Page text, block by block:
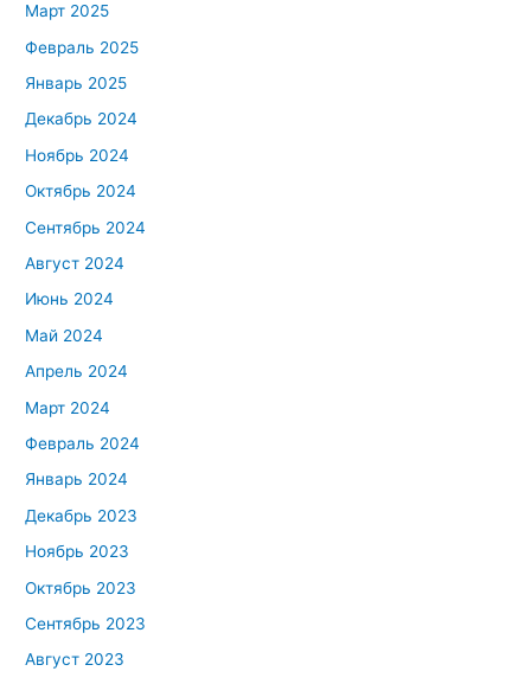
Март 2025
Февраль 2025
Январь 2025
Декабрь 2024
Ноябрь 2024
Октябрь 2024
Сентябрь 2024
Август 2024
Июнь 2024
Май 2024
Апрель 2024
Март 2024
Февраль 2024
Январь 2024
Декабрь 2023
Ноябрь 2023
Октябрь 2023
Сентябрь 2023
Август 2023